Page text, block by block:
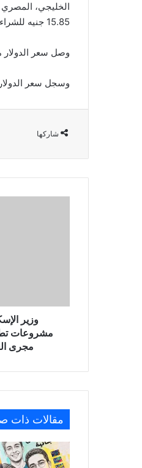
الخليجي، المصري
15.85 جنيه للشراء و 15.95 جنيه للبيع.
وصل سعر الدولار مقابل
وسجل سعر الدولار في بنك
شاركها
عين
و"سور
و"ممشى
وزير
مشروعات
مجرى
مقالات ذات